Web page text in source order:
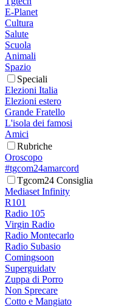
E-Planet
Cultura
Salute
Scuola
Animali
Spazio
Speciali
Elezioni Italia
Elezioni estero
Grande Fratello
L'isola dei famosi
Amici
Rubriche
Oroscopo
#tgcom24amarcord
Tgcom24 Consiglia
Mediaset Infinity
R101
Radio 105
Virgin Radio
Radio Montecarlo
Radio Subasio
Comingsoon
Superguidatv
Zuppa di Porro
Non Sprecare
Cotto e Mangiato